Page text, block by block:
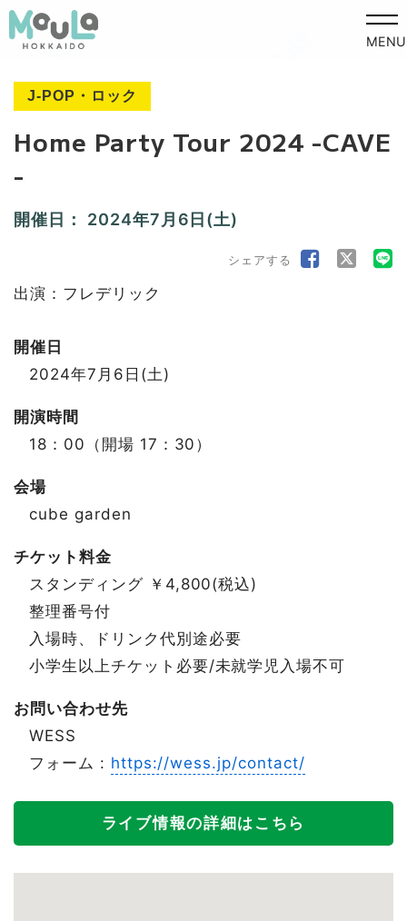
MENU
J-POP・ロック
Home Party Tour 2024 -CAVE
-
開催日： 2024年7月6日(土)
シェアする
出演：フレデリック
開催日
2024年7月6日(土)
開演時間
18：00（開場 17：30）
会場
cube garden
チケット料金
スタンディング ￥4,800(税込)
整理番号付
入場時、ドリンク代別途必要
小学生以上チケット必要/未就学児入場不可
お問い合わせ先
WESS
フォーム : https://wess.jp/contact/
ライブ情報の詳細はこちら